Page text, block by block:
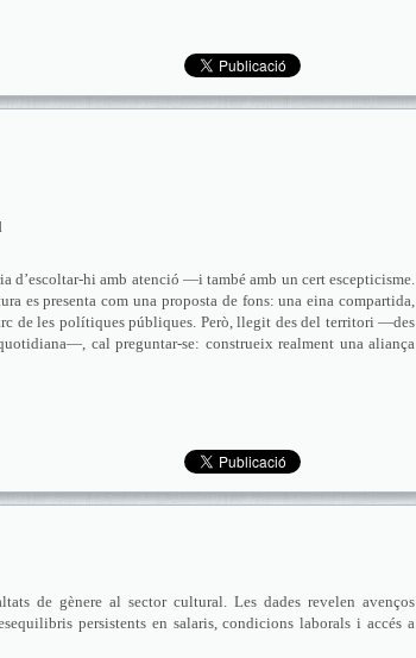
d’escoltar-hi amb atenció —i també amb un cert escepticisme.
es presenta com una proposta de fons: una eina compartida,
de les polítiques públiques. Però, llegit des del territori —des
cal preguntar-se: construeix realment una aliança
de gènere al sector cultural. Les dades revelen avenços
persistents en salaris, condicions laborals i accés a